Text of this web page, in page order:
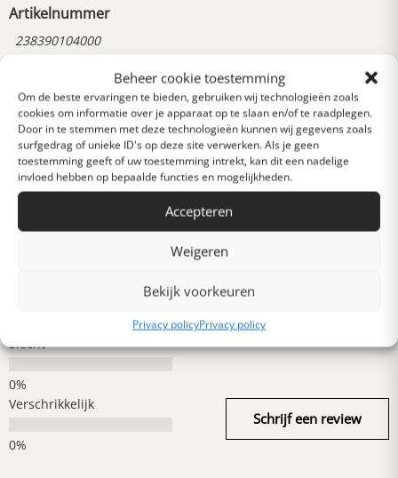
Beheer cookie toestemming
Om de beste ervaringen te bieden, gebruiken wij technologieën zoals
cookies om informatie over je apparaat op te slaan en/of te raadplegen.
Door in te stemmen met deze technologieën kunnen wij gegevens zoals
surfgedrag of unieke ID's op deze site verwerken. Als je geen
toestemming geeft of uw toestemming intrekt, kan dit een nadelige
invloed hebben op bepaalde functies en mogelijkheden.
Accepteren
Weigeren
Bekijk voorkeuren
Privacy policyPrivacy policy
Artikelnummer
238390104000
Reviews
0 van 5 sterren (op
basis van 0 reviews)
Uitstekend
Heel goed
Slecht
Verschrikkelijk
Schrijf een review